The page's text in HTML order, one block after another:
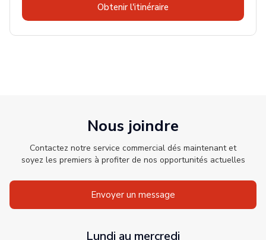
Obtenir l'itinéraire
Nous joindre
Contactez notre service commercial dés maintenant et
soyez les premiers à profiter de nos opportunités actuelles
Envoyer un message
Lundi au mercredi